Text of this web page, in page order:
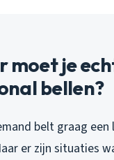
moet je
bellen?
belt graag
er zijn situaties